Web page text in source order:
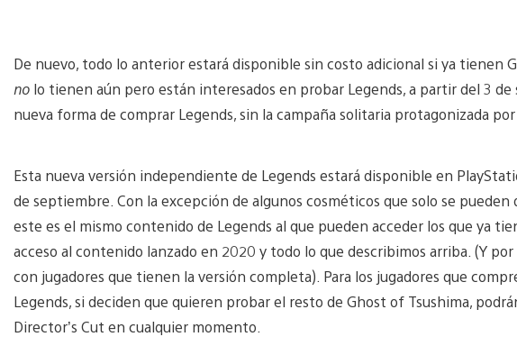
De nuevo, todo lo anterior estará disponible sin costo adicional si ya tienen
no lo tienen aún pero están interesados en probar Legends, a partir del 3
nueva forma de comprar Legends, sin la campaña solitaria protagonizada por
Esta nueva versión independiente de Legends estará disponible en
de septiembre. Con la excepción de algunos cosméticos que solo se
este es el mismo contenido de Legends al que pueden acceder los que ya
acceso al contenido lanzado en 2020 y todo lo que describimos arriba. (Y
con jugadores que tienen la versión completa). Para los jugadores que
Legends, si deciden que quieren probar el resto de Ghost of Tsushima,
Director’s Cut en cualquier momento.